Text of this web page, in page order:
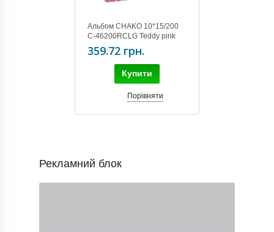
Альбом CHAKO 10*15/200
C-46200RCLG Teddy pink
359.72 грн.
Купити
Порівняти
Рекламний блок